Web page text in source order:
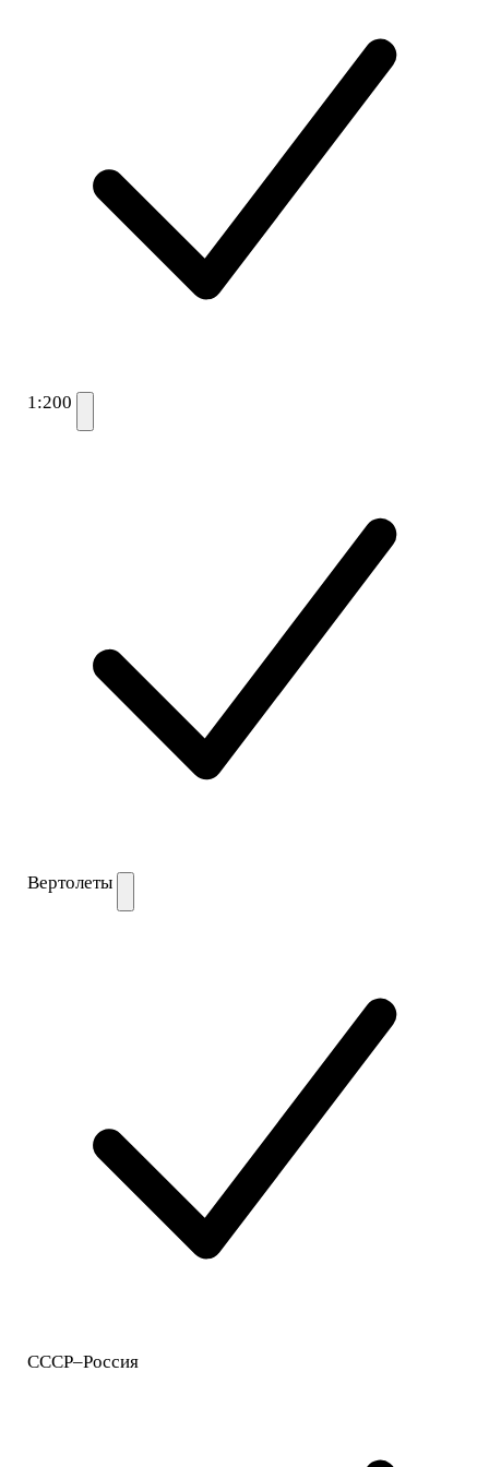
1:200
Вертолеты
СССР–Россия